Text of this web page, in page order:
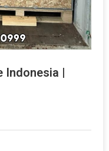
Indonesia |